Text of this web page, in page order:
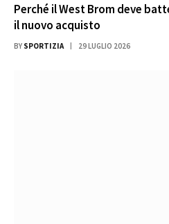
Perché il West Brom deve
il nuovo acquisto
BY SPORTIZIA 29 LUGLIO 2026